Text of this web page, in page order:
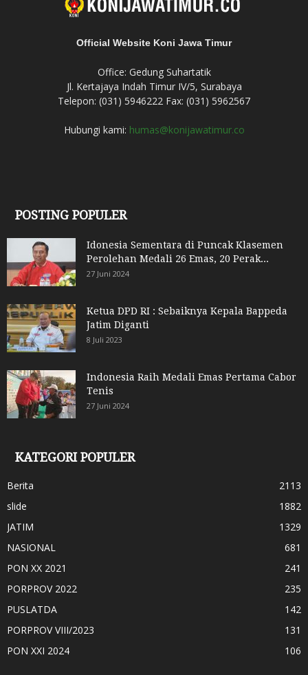
Official Website Koni Jawa Timur
Office: Gedung Suhartatik
Jl. Kertajaya Indah Timur IV/5, Surabaya
Telepon: (031) 5946222 Fax: (031) 5962567
Hubungi kami: humas@konijawatimur.co
POSTING POPULER
Idonesia Sementara di Puncak Klasemen
Perolehan Medali 26 Emas, 20 Perak...
27 Juni 2024
Ketua DPD RI : Sebaiknya Kepala Bappeda
Jatim Diganti
8 Juli 2023
Indonesia Raih Medali Emas Pertama Cabor
Tenis
27 Juni 2024
KATEGORI POPULER
Berita
2113
slide
1882
JATIM
1329
NASIONAL
681
PON XX 2021
241
PORPROV 2022
235
PUSLATDA
142
PORPROV VIII/2023
131
PON XXI 2024
106